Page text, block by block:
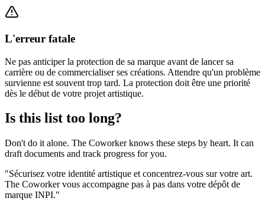
L'erreur fatale
Ne pas anticiper la protection de sa marque avant de lancer sa
carrière ou de commercialiser ses créations. Attendre qu'un problème
survienne est souvent trop tard. La protection doit être une priorité
dès le début de votre projet artistique.
Is this list too long?
Don't do it alone. The Coworker knows these steps by heart. It can
draft documents and track progress for you.
"Sécurisez votre identité artistique et concentrez-vous sur votre art.
The Coworker vous accompagne pas à pas dans votre dépôt de
marque INPI."